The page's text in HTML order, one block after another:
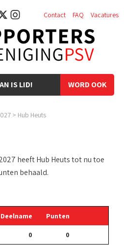
WORD OOK
IS LID!
Contact FAQ Vacatures
> Hub Heuts
heeft Hub Heuts tot nu toe
behaald.
Deelname Punten
0 0